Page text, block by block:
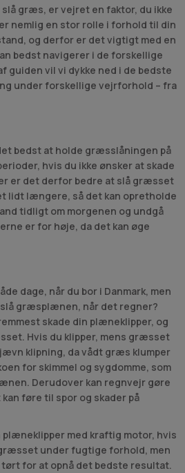
slå græs, er vejret en faktor, du ikke
nemlig en stor rolle i forhold til din
og derfor er det vigtigt med en
bedst navigerer i de forskellige
guiden vil vi dykke ned i de bedste
under forskellige vejrforhold – fra
bedst at holde græsslåningen på
hvis du ikke ønsker at skade
er det derfor bedre at slå græsset
lidt længere, så det kan opretholde
tidligt om morgenen og undgå
er for høje, da det kan øge
dage, når du bor i Danmark, men
slå græsplænen, når det regner?
skade din plæneklipper, og
Hvis du klipper, mens græsset
klipning, da vådt græs klumper
for skimmel og sygdomme, som
Derudover kan regnvejr gøre
føre til spor og skader på
med kraftig motor, hvis
under fugtige forhold, men
for at opnå det bedste resultat.